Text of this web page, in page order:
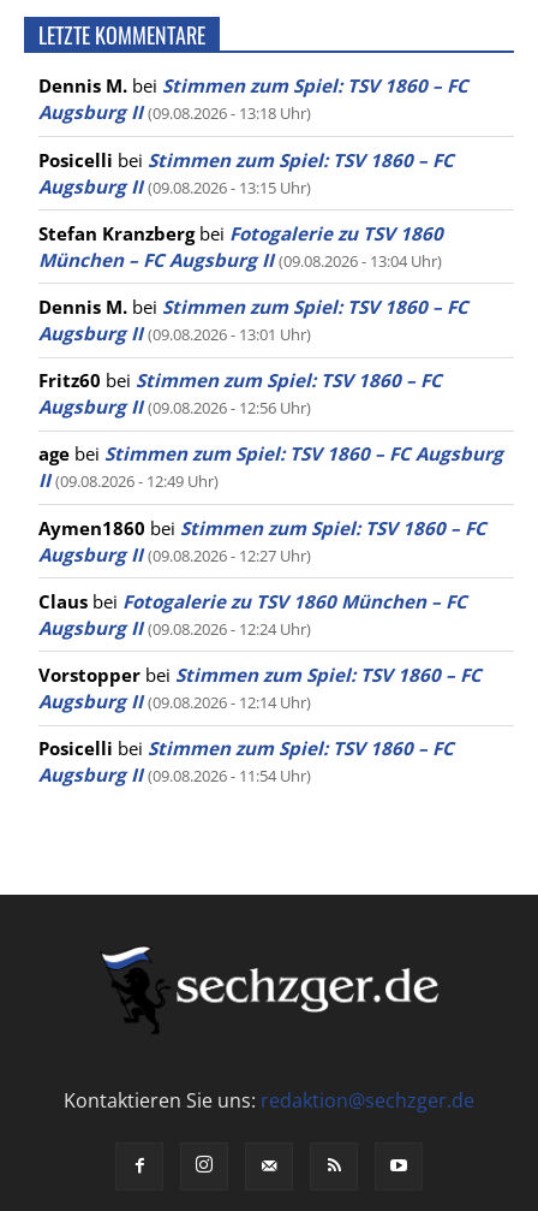
LETZTE KOMMENTARE
Dennis M. bei Stimmen zum Spiel: TSV 1860 – FC
Augsburg II (09.08.2026 - 13:18 Uhr)
Posicelli bei Stimmen zum Spiel: TSV 1860 – FC
Augsburg II (09.08.2026 - 13:15 Uhr)
Stefan Kranzbergbei Fotogalerie zu TSV 1860
München – FC Augsburg II (09.08.2026 - 13:04 Uhr)
Dennis M. bei Stimmen zum Spiel: TSV 1860 – FC
Augsburg II (09.08.2026 - 13:01 Uhr)
Fritz60 bei Stimmen zum Spiel: TSV 1860 – FC
Augsburg II (09.08.2026 - 12:56 Uhr)
age bei Stimmen zum Spiel: TSV 1860 – FC Augsburg
II (09.08.2026 - 12:49 Uhr)
Aymen1860 bei Stimmen zum Spiel: TSV 1860 – FC
Augsburg II (09.08.2026 - 12:27 Uhr)
Claus bei Fotogalerie zu TSV 1860 München – FC
Augsburg II (09.08.2026 - 12:24 Uhr)
Vorstopper bei Stimmen zum Spiel: TSV 1860 – FC
Augsburg II (09.08.2026 - 12:14 Uhr)
Posicelli bei Stimmen zum Spiel: TSV 1860 – FC
Augsburg II (09.08.2026 - 11:54 Uhr)
Kontaktieren Sie uns: redaktion@sechzger.de